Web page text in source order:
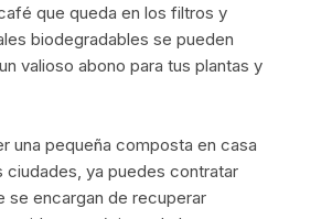
que queda en los filtros y
biodegradables se pueden
valioso abono para tus plantas y
una pequeña composta en casa
ciudades, ya puedes contratar
se encargan de recuperar